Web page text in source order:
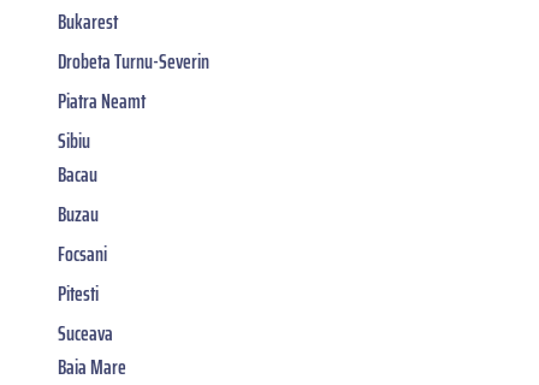
Bukarest
Drobeta Turnu-Severin
Piatra Neamt
Sibiu
Bacau
Buzau
Focsani
Pitesti
Suceava
Baia Mare